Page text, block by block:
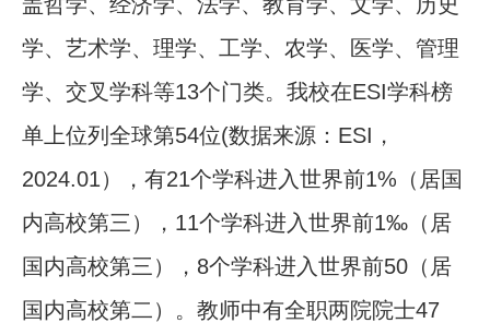
学、艺术学、理学、工学、农学、医学、管理
学、交叉学科等13个门类。我校在ESI学科榜
单上位列全球第54位(数据来源：ESI，
2024.01），有21个学科进入世界前1%（居国
内高校第三），11个学科进入世界前1‰（居
国内高校第三），8个学科进入世界前50（居
国内高校第二）。教师中有全职两院院士47